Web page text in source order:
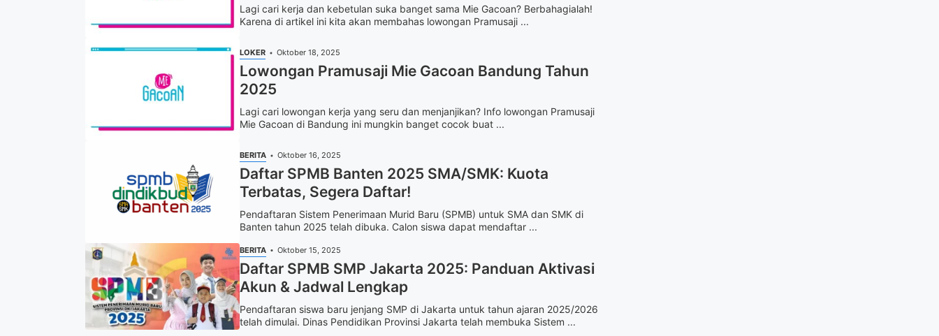
Lagi cari kerja dan kebetulan suka banget sama Mie Gacoan? Berbahagialah!
Karena di artikel ini kita akan membahas lowongan Pramusaji ...
LOKER Oktober 18, 2025
Lowongan Pramusaji Mie Gacoan Bandung Tahun
2025
Lagi cari lowongan kerja yang seru dan menjanjikan? Info lowongan Pramusaji
Mie Gacoan di Bandung ini mungkin banget cocok buat ...
BERITA Oktober 16, 2025
Daftar SPMB Banten 2025 SMA/SMK: Kuota
Terbatas, Segera Daftar!
Pendaftaran Sistem Penerimaan Murid Baru (SPMB) untuk SMA dan SMK di
Banten tahun 2025 telah dibuka. Calon siswa dapat mendaftar ...
BERITA Oktober 15, 2025
Daftar SPMB SMP Jakarta 2025: Panduan Aktivasi
Akun & Jadwal Lengkap
Pendaftaran siswa baru jenjang SMP di Jakarta untuk tahun ajaran 2025/2026
telah dimulai. Dinas Pendidikan Provinsi Jakarta telah membuka Sistem ...